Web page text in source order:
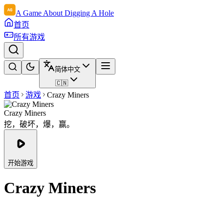
A Game About Digging A Hole
首页
所有游戏
简体中文
🇨🇳
首页 游戏 Crazy Miners
Crazy Miners
挖，破坏，爆，赢。
开始游戏
Crazy Miners